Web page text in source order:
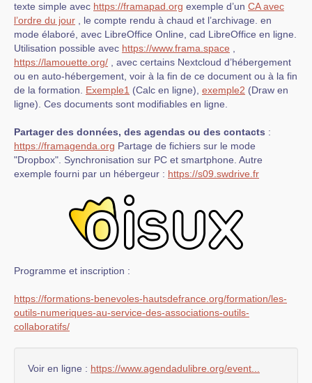
texte simple avec https://framapad.org exemple d’un CA avec
l’ordre du jour , le compte rendu à chaud et l’archivage. en
mode élaboré, avec LibreOffice Online, cad LibreOffice en ligne.
Utilisation possible avec https://www.frama.space
https://lamouette.org/ , avec certains Nextcloud d’hébergement
ou en auto-hébergement, voir à la fin de ce document ou à la fin
de la formation. Exemple1 (Calc en ligne), exemple2 (Draw en
ligne). Ces documents sont modifiables en ligne.
Partager des données, des agendas ou des contacts :
https://framagenda.org Partage de fichiers sur le mode
"Dropbox". Synchronisation sur PC et smartphone. Autre
exemple fourni par un hébergeur : https://s09.swdrive.fr
Programme et inscription :
https://formations-benevoles-hautsdefrance.org/formation/les-
outils-numeriques-au-service-des-associations-outils-
collaboratifs/
Voir en ligne : https://www.agendadulibre.org/event...